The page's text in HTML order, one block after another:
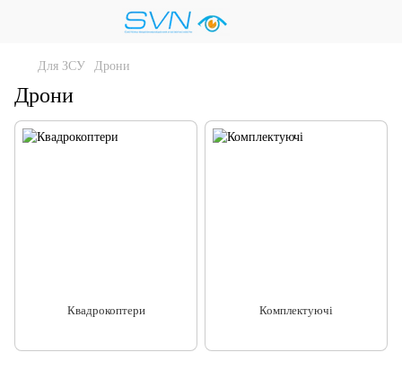
Для ЗСУ Дрони
Дрони
Квадрокоптери Комплектуючі